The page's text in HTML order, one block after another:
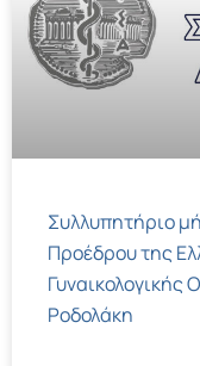
Συλλυπητήριο
Προέδρου της
Γυναικολογικής
Ροδολάκη